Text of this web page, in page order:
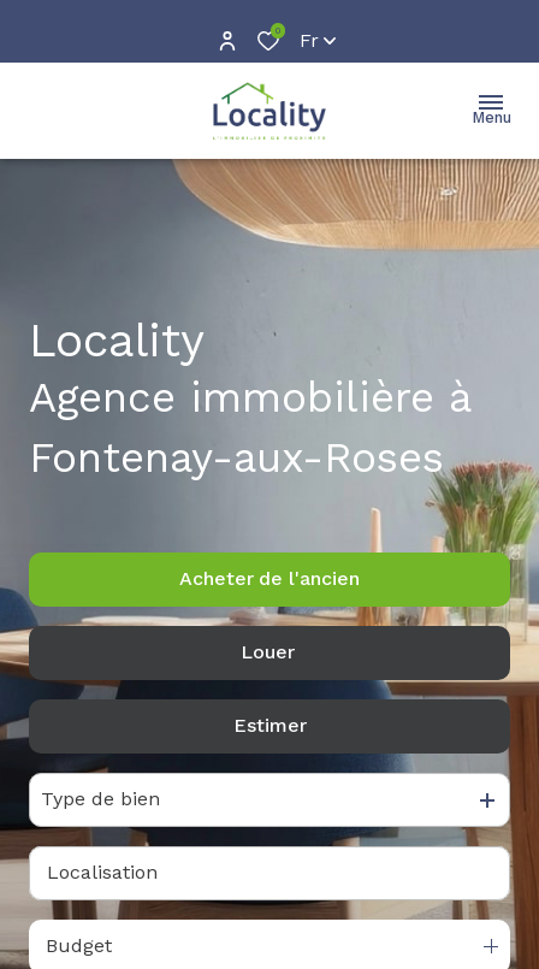
0 Fr
Menu
Locality
Agence immobilière à
Fontenay-aux-Roses
Acheter de l'ancien
Louer
Estimer
Type de bien
Budget